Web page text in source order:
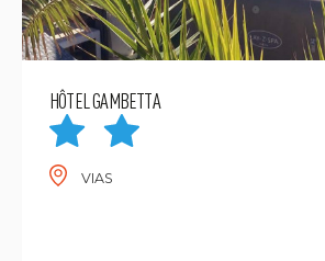
HÔTEL GAMBETTA
VIAS